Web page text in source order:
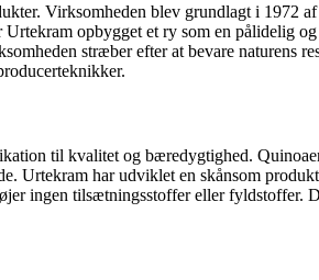
Virksomheden blev grundlagt i 1972
opbygget et ry som en pålidelig
stræber efter at bevare naturens
til kvalitet og bæredygtighed.
Urtekram har udviklet en skånsom
ingen tilsætningsstoffer eller fyldstoffer.